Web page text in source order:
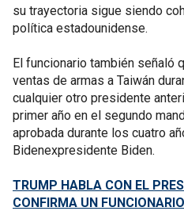
su trayectoria sigue siendo
política estadounidense.
El funcionario también señaló
ventas de armas a Taiwán
cualquier otro presidente
primer año en el segundo
aprobada durante los cuatro
Bidenexpresidente Biden.
TRUMP HABLA CON EL
CONFIRMA UN